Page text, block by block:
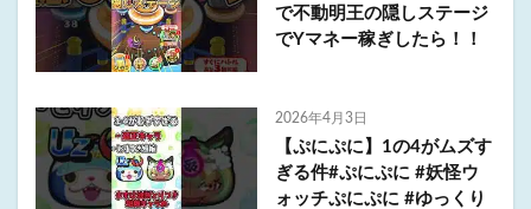
で不動明王の隠しステージ
でYマネー稼ぎしたら！！
2026年4月3日
【ぷにぷに】1の4がムズす
ぎる件#ぷにぷに #妖怪ウ
ォッチぷにぷに #ゆっくり